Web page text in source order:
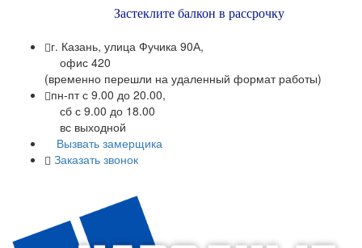
Застеклите балкон в рассрочку
г. Казань, улица Фучика 90А,
офис 420
(временно перешли на удаленный формат работы)
пн-пт с 9.00 до 20.00,
сб с 9.00 до 18.00
вс выходной
Вызвать замерщика
Заказать звонок